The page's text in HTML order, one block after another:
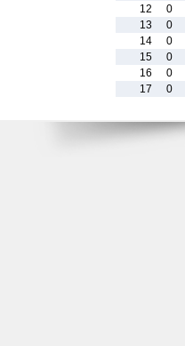
12
0
13
0
14
0
15
0
16
0
17
0